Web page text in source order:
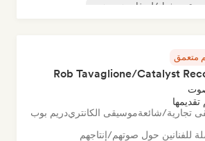
تشيل/لو-فاي هيب هوب
متعمق
Rob Tavaglione/Catalyst
تجارية/شائعةموسيقى الكانتريدريم بوب
للفنانين حول صوتهم/إنتاجهم